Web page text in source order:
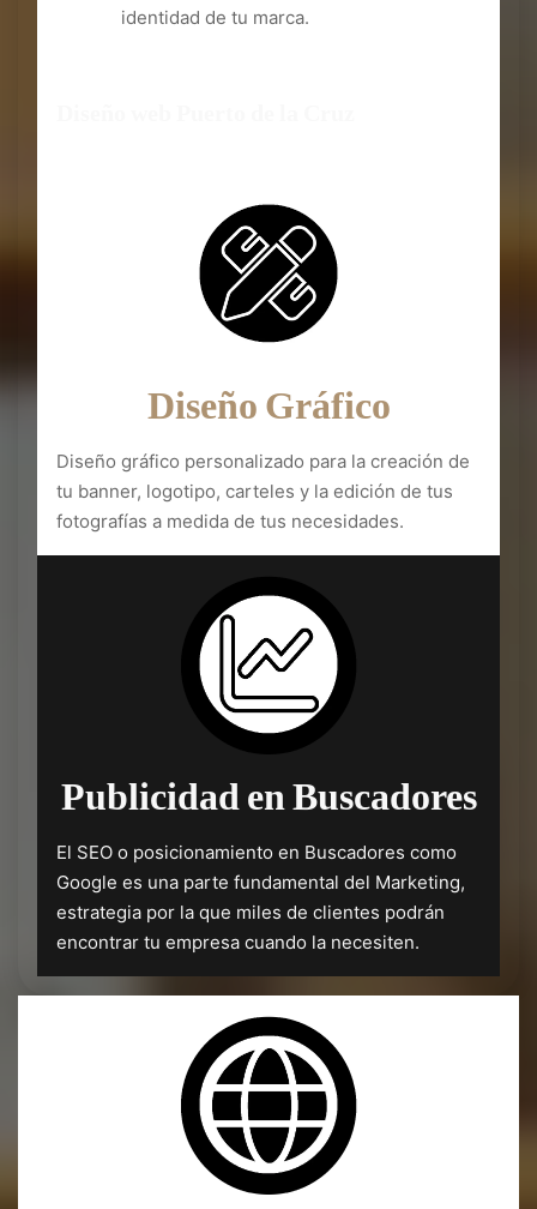
identidad de tu marca.
Diseño Gráfico
Diseño gráfico personalizado para la creación de
tu banner, logotipo, carteles y la edición de tus
fotografías a medida de tus necesidades.
Publicidad en Buscadores
El SEO o posicionamiento en Buscadores como
Google es una parte fundamental del Marketing,
estrategia por la que miles de clientes podrán
encontrar tu empresa cuando la necesiten.